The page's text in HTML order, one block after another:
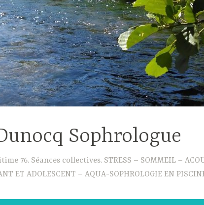
Sophrologue
76. Séances collectives. STRESS – SOMMEIL –
ET ADOLESCENT – AQUA-SOPHROLOGIE EN